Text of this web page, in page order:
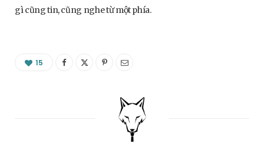
gì cũng tin, cũng nghe từ một phía.
15